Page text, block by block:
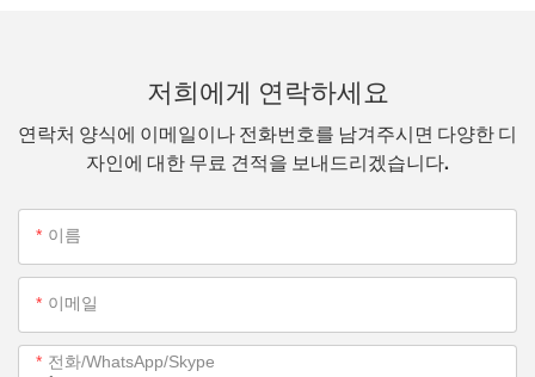
저희에게 연락하세요
연락처 양식에 이메일이나 전화번호를 남겨주시면 다양한 디
자인에 대한 무료 견적을 보내드리겠습니다.
이름
이메일
전화/WhatsApp/Skype